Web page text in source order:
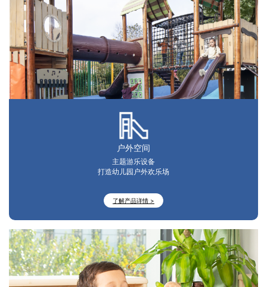
户外空间
主题游乐设备
打造幼儿园户外欢乐场
了解产品详情 >